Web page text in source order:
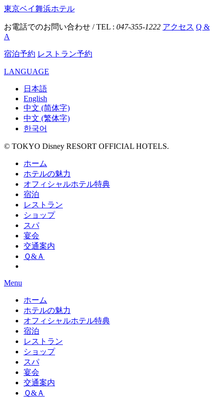
東京ベイ舞浜ホテル
お電話でのお問い合わせ / TEL : 047-355-1222 アクセス Q &
A
宿泊予約 レストラン予約
LANGUAGE
日本語
English
中文 (简体字)
中文 (繁体字)
한국어
© TOKYO Disney RESORT OFFICIAL HOTELS.
ホーム
ホテルの魅力
オフィシャルホテル特典
宿泊
レストラン
ショップ
スパ
宴会
交通案内
Ｑ&Ａ
Menu
ホーム
ホテルの魅力
オフィシャルホテル特典
宿泊
レストラン
ショップ
スパ
宴会
交通案内
Ｑ&Ａ